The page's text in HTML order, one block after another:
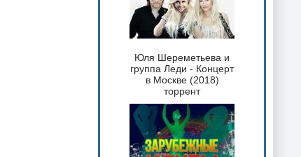
Юля Шереметьева и
группа Леди - Концерт
в Москве (2018)
торрент